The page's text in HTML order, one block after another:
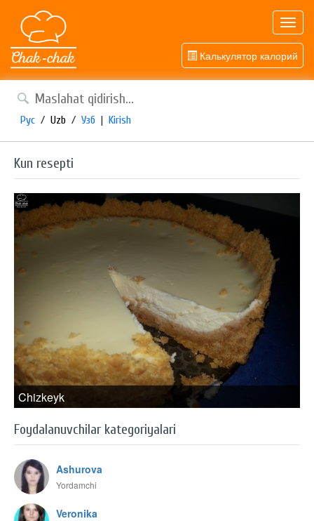
Калькулятор калорий
Рус / Uzb / Узб | Kirish
Kun resepti
Chizkeyk
Foydalanuvchilar kategoriyalari
Ashurova
Yordamchi
Veronika